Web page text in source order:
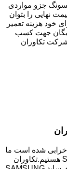
جزو مواردی
نهایی را بتوان
خود هزینه تعمیر
رایگان جهت کسب
شرکت تکاوران
خرابی شده است ما
نمایندگی مجاز تعمیر ساید بای ساید SAMSUNG هستیم.تکاوران